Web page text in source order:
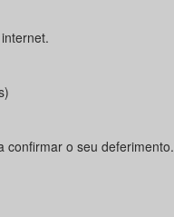
confirmar o seu deferimento.